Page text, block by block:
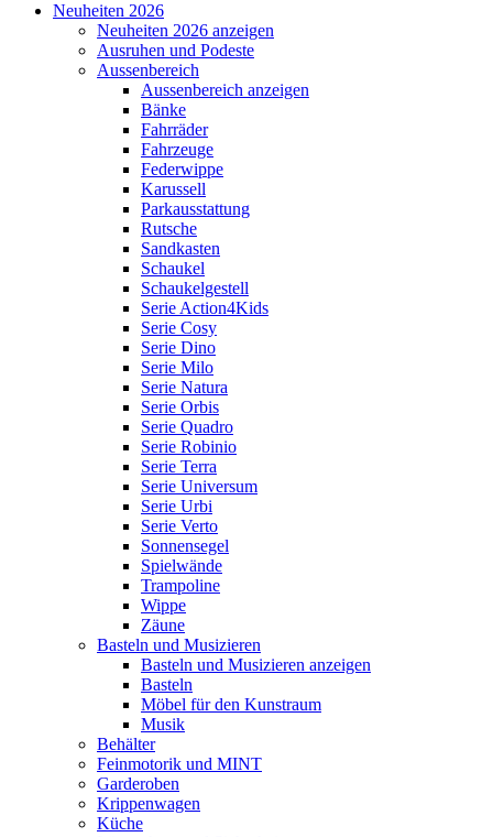
Neuheiten 2026
Neuheiten 2026 anzeigen
Ausruhen und Podeste
Aussenbereich
Aussenbereich anzeigen
Bänke
Fahrräder
Fahrzeuge
Federwippe
Karussell
Parkausstattung
Rutsche
Sandkasten
Schaukel
Schaukelgestell
Serie Action4Kids
Serie Cosy
Serie Dino
Serie Milo
Serie Natura
Serie Orbis
Serie Quadro
Serie Robinio
Serie Terra
Serie Universum
Serie Urbi
Serie Verto
Sonnensegel
Spielwände
Trampoline
Wippe
Zäune
Basteln und Musizieren
Basteln und Musizieren anzeigen
Basteln
Möbel für den Kunstraum
Musik
Behälter
Feinmotorik und MINT
Garderoben
Krippenwagen
Küche